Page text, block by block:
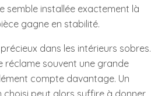
semble installée exactement là
gagne en stabilité.
dans les intérieurs sobres.
réclame souvent une grande
compte davantage. Un
choisi peut alors suffire à donner